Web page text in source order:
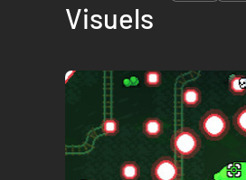
Visuels